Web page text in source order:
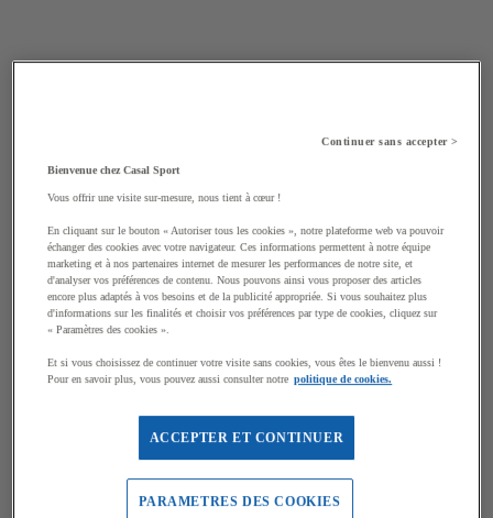
Continuer sans accepter >
Bienvenue chez Casal Sport
Vous offrir une visite sur-mesure, nous tient à cœur !
En cliquant sur le bouton « Autoriser tous les cookies », notre plateforme web va pouvoir
échanger des cookies avec votre navigateur. Ces informations permettent à notre équipe
marketing et à nos partenaires internet de mesurer les performances de notre site, et
d'analyser vos préférences de contenu. Nous pouvons ainsi vous proposer des articles
encore plus adaptés à vos besoins et de la publicité appropriée. Si vous souhaitez plus
d'informations sur les finalités et choisir vos préférences par type de cookies, cliquez sur
« Paramètres des cookies ».
Et si vous choisissez de continuer votre visite sans cookies, vous êtes le bienvenu aussi !
Pour en savoir plus, vous pouvez aussi consulter notre politique de cookies.
ACCEPTER ET CONTINUER
PARAMETRES DES COOKIES